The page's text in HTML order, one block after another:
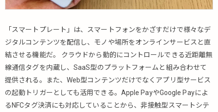
「スマートプレート」は、スマートフォンをかざすだけで様々なデ
ジタルコンテンツを配信し、モノや場所をオンラインサービスと直
結させる機能だ。 クラウドから動的にコントロールできる近距離無
線通信タグを内蔵し、SaaS型のプラットフォームと組み合わせて
提供される。また、Web型コンテンツだけでなくアプリ型サービス
の起動トリガーとしても活用できる。Apple PayやGoogle Payによ
るNFCタグ決済にも対応していることから、非接触型スマートシテ